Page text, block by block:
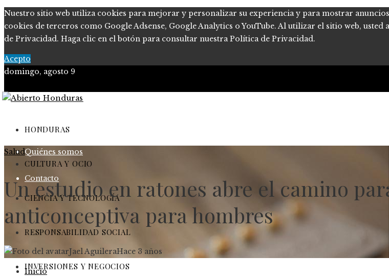
Nuestro sitio web utiliza cookies para mejorar y personalizar su experiencia y para mostrar
cookies de terceros como Google Adsense, Google Analytics o YouTube. Al utilizar el sitio web,
de Privacidad. Haga clic en el botón para consultar nuestra Política de Privacidad.
Acepto
domingo, agosto 9
Política de Privacidad
Marco Legal del Sitio
Quiénes somos
Contacto
HONDURAS
CULTURA Y OCIO
CIENCIA Y TECNOLOGÍA
RESPONSABILIDAD SOCIAL
INVERSIONES Y NEGOCIOS
Salud
Un estudio en ratones abre el camino
anticonceptiva para hombres
Jael AguileraHace 3 años
Inicio